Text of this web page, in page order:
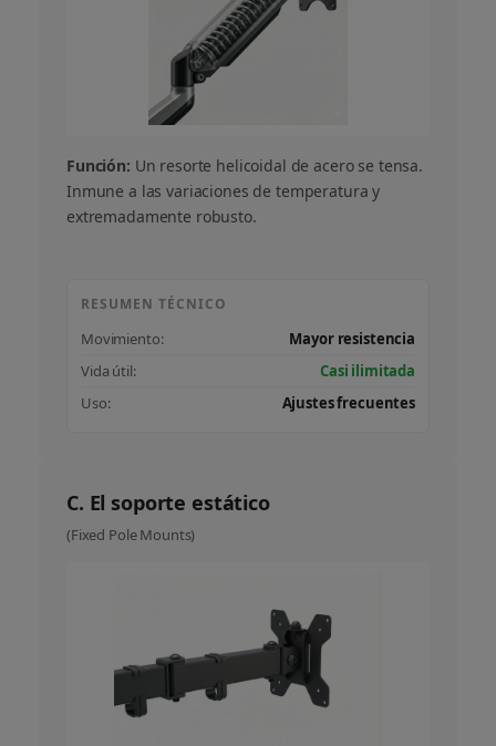
Función: Un resorte helicoidal de acero se tensa.
Inmune a las variaciones de temperatura y
extremadamente robusto.
RESUMEN TÉCNICO
Movimiento:
Mayor resistencia
Vida útil:
Casi ilimitada
Uso:
Ajustes frecuentes
C. El soporte estático
(Fixed Pole Mounts)